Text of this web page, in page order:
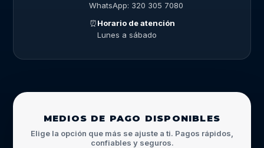
WhatsApp: 320 305 7080
⏰Horario de atención
Lunes a sábado
MEDIOS DE PAGO DISPONIBLES
Elige la opción que más se ajuste a ti. Pagos rápidos,
confiables y seguros.